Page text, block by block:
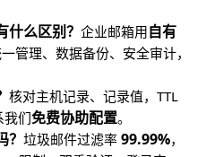
么区别？ 企业邮箱用自有
管理、数据备份、安全审计，
核对主机记录、记录值，TTL
我们免费协助配置。
垃圾邮件过滤率 99.99%，